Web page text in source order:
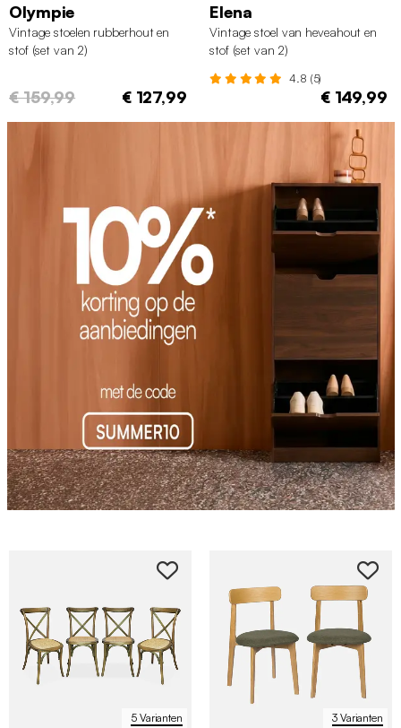
Olympie
Vintage stoelen rubberhout en
stof (set van 2)
€ 159,99 € 127,99
Elena
Vintage stoel van heveahout en
stof (set van 2)
4.8 (5)
€ 149,99
5 Varianten 3 Varianten